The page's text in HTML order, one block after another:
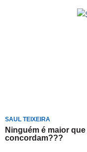
SAUL TEIXEIRA
Ninguém é maior
concordam???